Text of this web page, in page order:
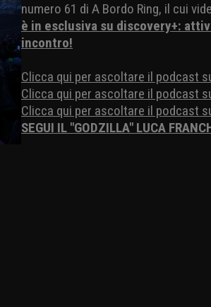
numero 61 di A Bordo Ring, il cui
è in esclusiva su discovery+:
incontro!
Clicca qui per ascoltare il podcast
Clicca qui per ascoltare il podcast
Clicca qui per ascoltare il podcast
SEGUI IL "GODZILLA" LUCA